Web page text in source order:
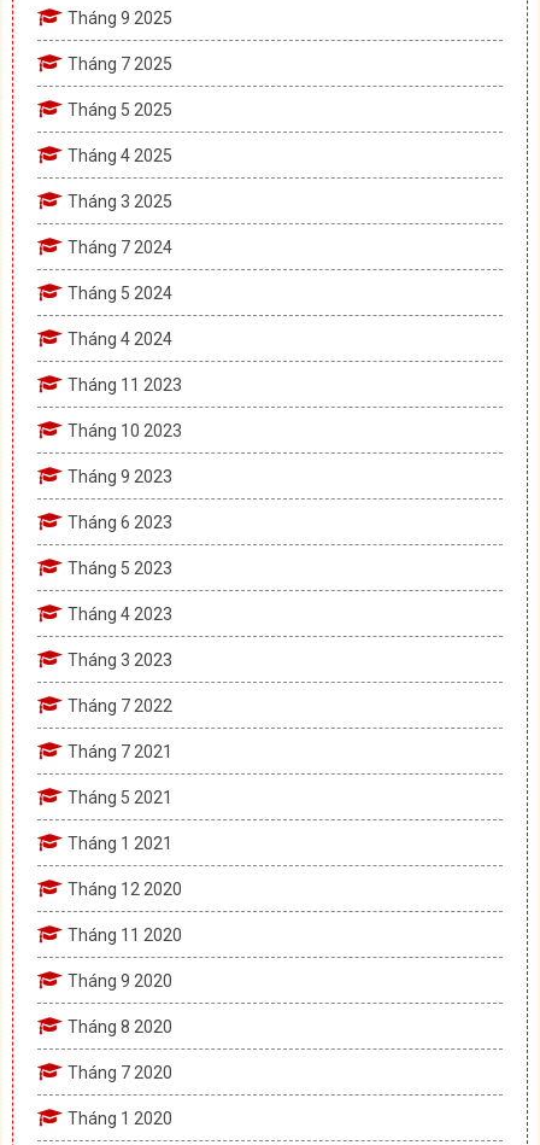
Tháng 9 2025
Tháng 7 2025
Tháng 5 2025
Tháng 4 2025
Tháng 3 2025
Tháng 7 2024
Tháng 5 2024
Tháng 4 2024
Tháng 11 2023
Tháng 10 2023
Tháng 9 2023
Tháng 6 2023
Tháng 5 2023
Tháng 4 2023
Tháng 3 2023
Tháng 7 2022
Tháng 7 2021
Tháng 5 2021
Tháng 1 2021
Tháng 12 2020
Tháng 11 2020
Tháng 9 2020
Tháng 8 2020
Tháng 7 2020
Tháng 1 2020